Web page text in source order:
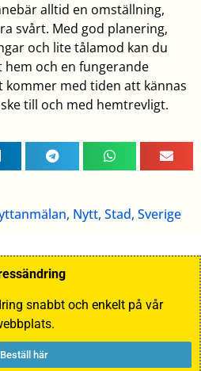
alltid en omställning,
svårt. Med god planering,
och lite tålamod kan du
och en fungerande
kommer med tiden att kännas
till och med hemtrevligt.
, Nytt, Stad, Sverige
snabbt och enkelt på vår
Beställ här